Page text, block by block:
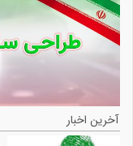
آخرین اخبار